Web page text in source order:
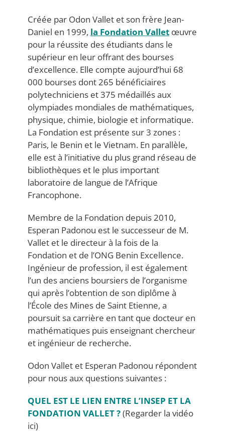
Créée par Odon Vallet et son frère Jean-
Daniel en 1999, la Fondation Vallet œuvre
pour la réussite des étudiants dans le
supérieur en leur offrant des bourses
d’excellence. Elle compte aujourd’hui 68
000 bourses dont 265 bénéficiaires
polytechniciens et 375 médaillés aux
olympiades mondiales de mathématiques,
physique, chimie, biologie et informatique.
La Fondation est présente sur 3 zones :
Paris, le Benin et le Vietnam. En parallèle,
elle est à l’initiative du plus grand réseau de
bibliothèques et le plus important
laboratoire de langue de l’Afrique
Francophone.
Membre de la Fondation depuis 2010,
Esperan Padonou est le successeur de M.
Vallet et le directeur à la fois de la
Fondation et de l’ONG Benin Excellence.
Ingénieur de profession, il est également
l’un des anciens boursiers de l’organisme
qui après l’obtention de son diplôme à
l’École des Mines de Saint Etienne, a
poursuit sa carrière en tant que docteur en
mathématiques puis enseignant chercheur
et ingénieur de recherche.
Odon Vallet et Esperan Padonou répondent
pour nous aux questions suivantes :
QUEL EST LE LIEN ENTRE L’INSEP ET LA
FONDATION VALLET ?(Regarder la vidéo
ici)